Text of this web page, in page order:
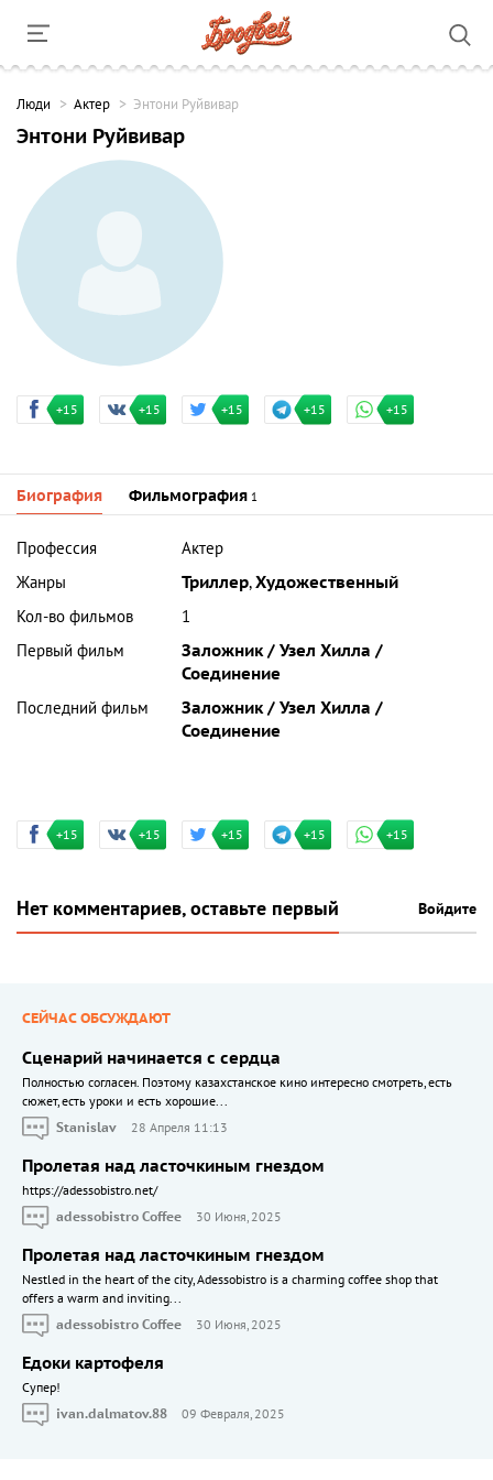
Люди Актер Энтони Руйвивар
Энтони Руйвивар
+15 +15 +15 +15 +15
Биография Фильмография 1
Профессия
Актер
Жанры
Триллер,Художественный
Кол-во фильмов
1
Первый фильм
Заложник / Узел Хилла /
Соединение
Последний фильм
Заложник / Узел Хилла /
Соединение
+15 +15 +15 +15 +15
Нет комментариев, оставьте первый Войдите
СЕЙЧАС ОБСУЖДАЮТ
Сценарий начинается с сердца
Полностью согласен. Поэтому казахстанское кино интересно смотреть, есть
сюжет, есть уроки и есть хорошие...
Stanislav
28 Апреля 11:13
Пролетая над ласточкиным гнездом
https://adessobistro.net/
adessobistro Coffee
30 Июня, 2025
Пролетая над ласточкиным гнездом
Nestled in the heart of the city, Adessobistro is a charming coffee shop that
offers a warm and inviting...
adessobistro Coffee
30 Июня, 2025
Едоки картофеля
Cупер!
ivan.dalmatov.88
09 Февраля, 2025